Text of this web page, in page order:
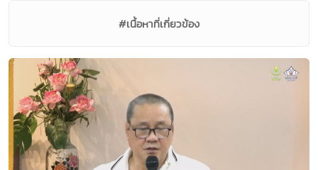
#เนื้อหาที่เกี่ยวข้อง